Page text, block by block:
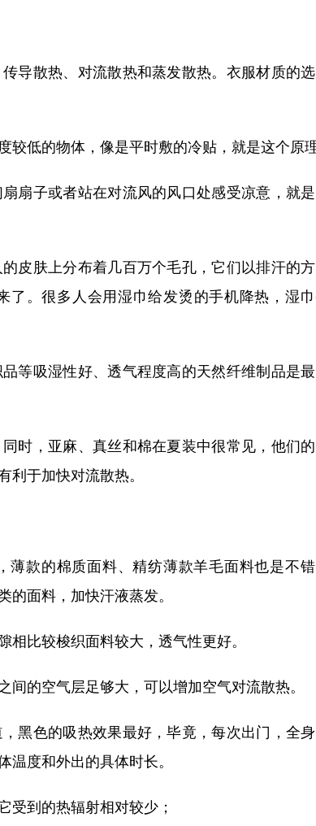
导散热、对流散热和蒸发散热。衣服材质的
较低的物体，像是平时敷的冷贴，就是这个原
扇子或者站在对流风的风口处感受凉意，就
皮肤上分布着几百万个毛孔，它们以排汗的
了。很多人会用湿巾给发烫的手机降热，湿
等吸湿性好、透气程度高的天然纤维制品是
时，亚麻、真丝和棉在夏装中很常见，他们
利于加快对流散热。
薄款的棉质面料、精纺薄款羊毛面料也是不
的面料，加快汗液蒸发。
比较梭织面料较大，透气性更好。
的空气层足够大，可以增加空气对流散热。
黑色的吸热效果最好，毕竟，每次出门，全
温度和外出的具体时长。
受到的热辐射相对较少；